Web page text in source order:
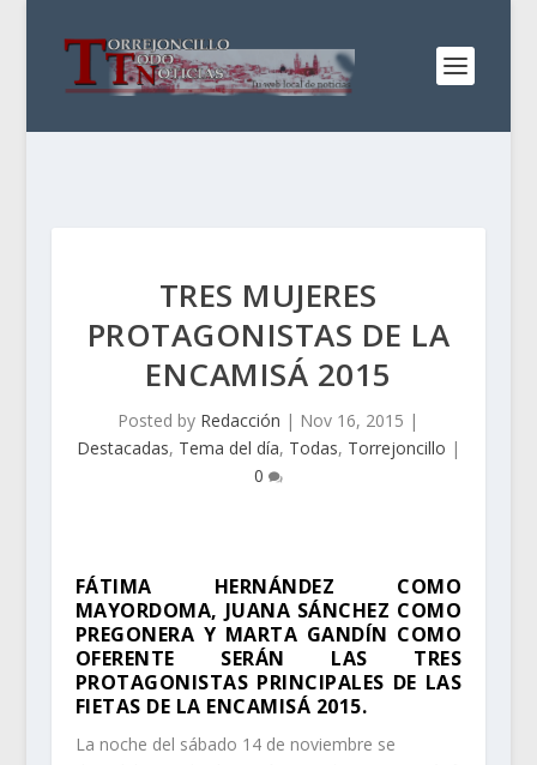
TRES MUJERES
PROTAGONISTAS DE LA
ENCAMISÁ 2015
Posted by Redacción | Nov 16, 2015 |
Destacadas, Tema del día, Todas, Torrejoncillo |
0
FÁTIMA HERNÁNDEZ COMO
MAYORDOMA, JUANA SÁNCHEZ COMO
PREGONERA Y MARTA GANDÍN COMO
OFERENTE SERÁN LAS TRES
PROTAGONISTAS PRINCIPALES DE LAS
FIETAS DE LA ENCAMISÁ 2015.
La noche del sábado 14 de noviembre se